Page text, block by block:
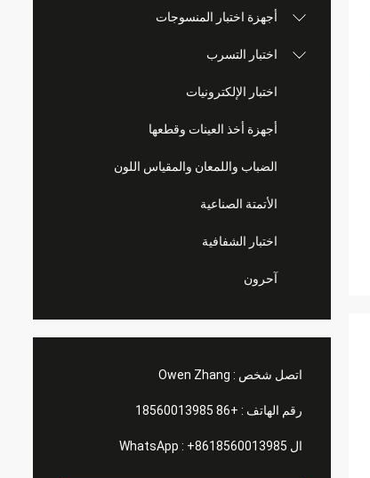
أجهزة اختبار المنسوجات
اختبار التسرب
اختبار الإلكترونيات
أجهزة أخذ العينات وقطعها
الضباب واللمعان والمقياس اللون
الأتمتة الصناعية
اختبار الشفافية
آحرون
اتصل شخص : Owen Zhang
رقم الهاتف : +86 18560013985
ال WhatsApp : +8618560013985